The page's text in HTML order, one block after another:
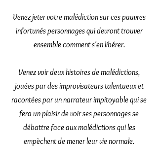
Venez jeter votre malédiction sur ces pauvres
infortunés personnages qui devront trouver
ensemble comment s'en libérer.
Venez voir deux histoires de malédictions,
jouées par des improvisateurs talentueux et
racontées par un narrateur impitoyable qui se
fera un plaisir de voir ses personnages se
débattre face aux malédictions qui les
empèchent de mener leur vie normale.